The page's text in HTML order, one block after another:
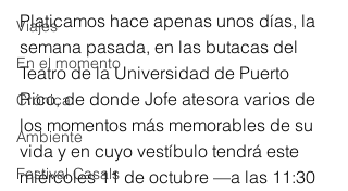
Viajes
En el momento
Crónica
Ambiente
Festival Casals
Platicamos hace apenas unos días, la
semana pasada, en las butacas del
Teatro de la Universidad de Puerto
Rico, de donde Jofe atesora varios de
los momentos más memorables de su
vida y en cuyo vestíbulo tendrá este
miércoles 11 de octubre —a las 11:30